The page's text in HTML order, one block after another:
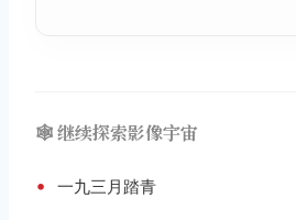
🕸️ 继续探索影像宇宙
• 一九三月踏青